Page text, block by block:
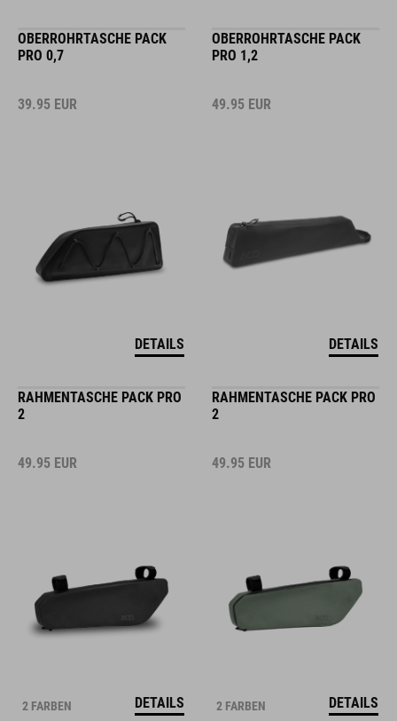
OBERROHRTASCHE PACK
PRO 0,7
39.95 EUR
DETAILS
OBERROHRTASCHE PACK
PRO 1,2
49.95 EUR
DETAILS
RAHMENTASCHE PACK PRO
2
49.95 EUR
2 FARBEN DETAILS
RAHMENTASCHE PACK PRO
2
49.95 EUR
2 FARBEN DETAILS